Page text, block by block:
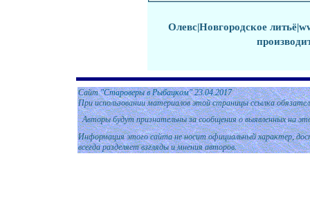
Олевс|Новгородское литьё
Сайт"Староверы в Рыбацком" 23.04.2017
При использовании материалов этой страницы ссылка
Авторы будут признательны за сообщения о выявленных на
Информация этого сайта не носит официальный характер,
всегда разделяет взгляды и мнения авторов.